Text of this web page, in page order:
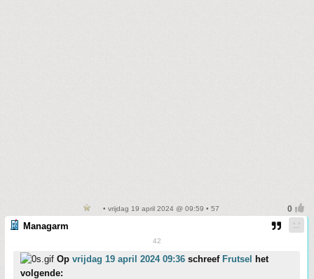
• vrijdag 19 april 2024 @ 09:59 • 57
Managarm
42
Op vrijdag 19 april 2024 09:36 schreef Frutsel
het
volgende: